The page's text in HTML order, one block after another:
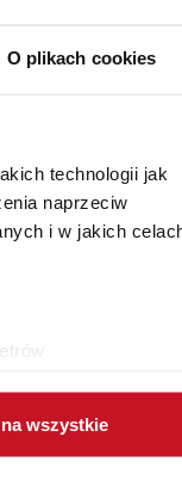
O plikach cookies
technologii jak
naprzeciw
i w jakich
w
wszystkieZAPYTAJ